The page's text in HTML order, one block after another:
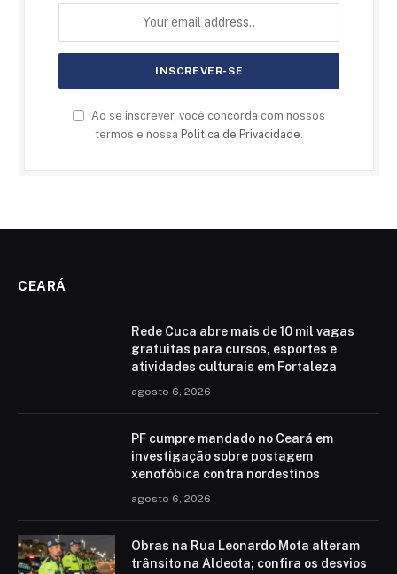
Ao se inscrever, você concorda com nossos
termos e nossa Politica de Privacidade
CEARÁ
Rede Cuca abre mais de 10 mil vagas
gratuitas para cursos, esportes e
atividades culturais em Fortaleza
agosto 6, 2026
PF cumpre mandado no Ceará em
investigação sobre postagem
xenofóbica contra nordestinos
agosto 6, 2026
Obras na Rua Leonardo Mota alteram
trânsito na Aldeota; confira os desvios